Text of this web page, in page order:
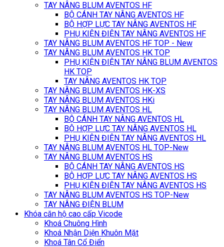
TAY NÂNG BLUM AVENTOS HF
BỘ CÁNH TAY NÂNG AVENTOS HF
BỘ HỢP LỰC TAY NÂNG AVENTOS HF
PHỤ KIỆN ĐIỆN TAY NÂNG AVENTOS HF
TAY NÂNG BLUM AVENTOS HF TOP - New
TAY NÂNG BLUM AVENTOS HK TOP
PHỤ KIỆN ĐIỆN TAY NÂNG BLUM AVENTOS
HK TOP
TAY NÂNG AVENTOS HK TOP
TAY NÂNG BLUM AVENTOS HK-XS
TAY NÂNG BLUM AVENTOS HKi
TAY NÂNG BLUM AVENTOS HL
BỘ CÁNH TAY NÂNG AVENTOS HL
BỘ HỢP LỰC TAY NÂNG AVENTOS HL
PHỤ KIỆN ĐIỆN TAY NÂNG AVENTOS HL
TAY NÂNG BLUM AVENTOS HL TOP-New
TAY NÂNG BLUM AVENTOS HS
BỘ CÁNH TAY NÂNG AVENTOS HS
BỘ HỢP LỰC TAY NÂNG AVENTOS HS
PHỤ KIỆN ĐIỆN TAY NÂNG AVENTOS HS
TAY NÂNG BLUM AVENTOS HS TOP-New
TAY NÂNG ĐIỆN BLUM
Khóa căn hộ cao cấp Vicode
Khoá Chuông Hình
Khoá Nhận Diện Khuôn Mặt
Khoá Tân Cổ Điển